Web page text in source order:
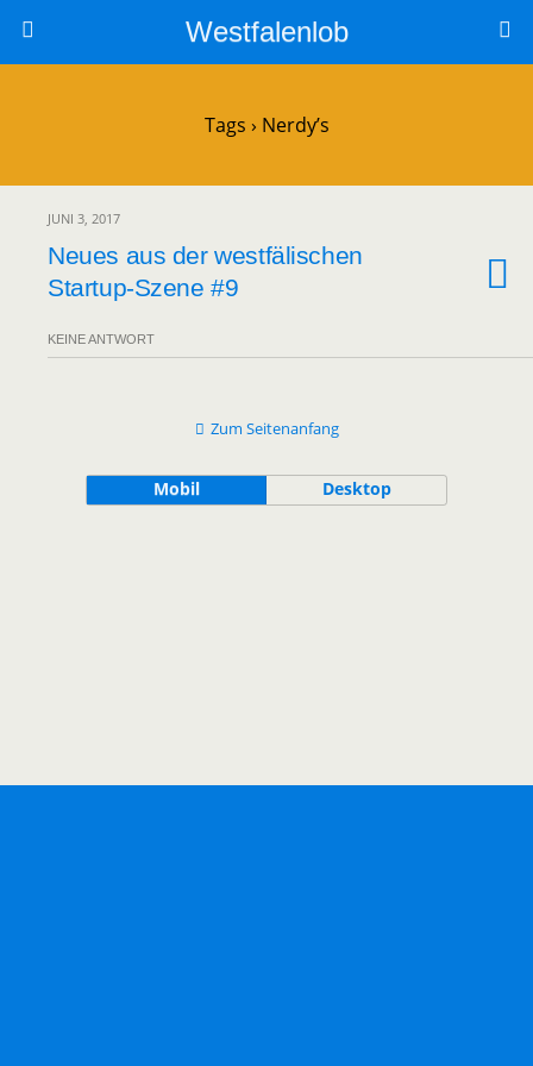
Westfalenlob
Tags › Nerdy’s
JUNI 3, 2017
Neues aus der westfälischen
Startup-Szene #9
KEINE ANTWORT
Zum Seitenanfang
Mobil Desktop